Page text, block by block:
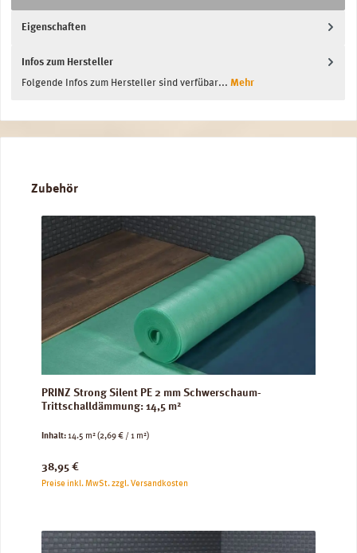
Eigenschaften
Infos zum Hersteller
Folgende Infos zum Hersteller sind verfübar... Mehr
Produktgalerie überspringen
Zubehör
PRINZ Strong Silent PE 2 mm Schwerschaum-
Trittschalldämmung: 14,5 m²
Inhalt:14.5 m²(2,69 € / 1 m²)
Regulärer Preis:
38,95 €
Preise inkl. MwSt. zzgl. Versandkosten